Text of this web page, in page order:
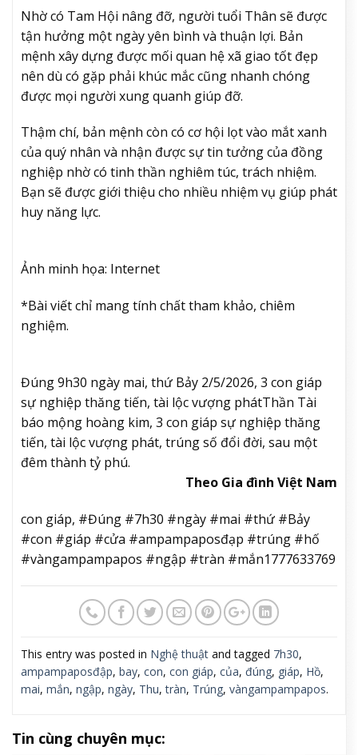
Nhờ có Tam Hội nâng đỡ, người tuổi Thân sẽ được
tận hưởng một ngày yên bình và thuận lợi. Bản
mệnh xây dựng được mối quan hệ xã giao tốt đẹp
nên dù có gặp phải khúc mắc cũng nhanh chóng
được mọi người xung quanh giúp đỡ.
Thậm chí, bản mệnh còn có cơ hội lọt vào mắt xanh
của quý nhân và nhận được sự tin tưởng của đồng
nghiệp nhờ có tinh thần nghiêm túc, trách nhiệm.
Bạn sẽ được giới thiệu cho nhiều nhiệm vụ giúp phát
huy năng lực.
Ảnh minh họa: Internet
*Bài viết chỉ mang tính chất tham khảo, chiêm
nghiệm.
Đúng 9h30 ngày mai, thứ Bảy 2/5/2026, 3 con giáp
sự nghiệp thăng tiến, tài lộc vượng phátThần Tài
báo mộng hoàng kim, 3 con giáp sự nghiệp thăng
tiến, tài lộc vượng phát, trúng số đổi đời, sau một
đêm thành tỷ phú.
Theo Gia đình Việt Nam
con giáp, #Đúng #7h30 #ngày #mai #thứ #Bảy
#con #giáp #cửa #ampampaposđạp #trúng #hố
#vàngampampapos #ngập #tràn #mắn1777633769
This entry was posted in Nghệ thuật and tagged 7h30,
ampampaposđập, bay, con, con giáp, của, đúng, giáp, Hồ,
mai, mắn, ngập, ngày, Thu,tràn, Trúng, vàngampampapos.
Tin cùng chuyên mục: